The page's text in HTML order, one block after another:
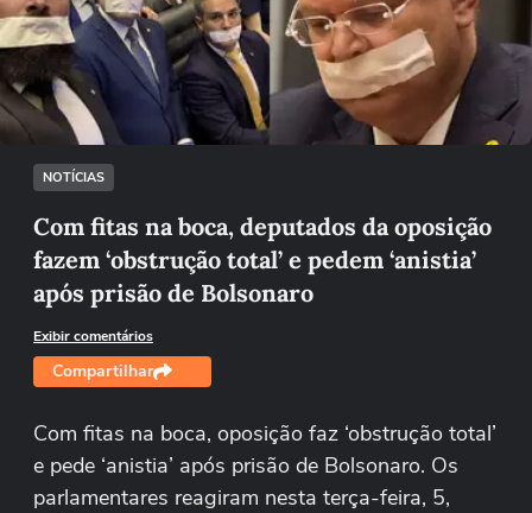
Não foi possível reproduzir o vídeo
Tentar novamente
NOTÍCIAS
Com fitas na boca, deputados da oposição
fazem ‘obstrução total’ e pedem ‘anistia’
após prisão de Bolsonaro
Exibir comentários
Compartilhar
Com fitas na boca, oposição faz ‘obstrução total’
e pede ‘anistia’ após prisão de Bolsonaro. Os
parlamentares reagiram nesta terça-feira, 5,